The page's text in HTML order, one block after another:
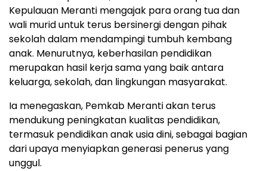
Kepulauan Meranti mengajak para orang tua dan
wali murid untuk terus bersinergi dengan pihak
sekolah dalam mendampingi tumbuh kembang
anak. Menurutnya, keberhasilan pendidikan
merupakan hasil kerja sama yang baik antara
keluarga, sekolah, dan lingkungan masyarakat.
Ia menegaskan, Pemkab Meranti akan terus
mendukung peningkatan kualitas pendidikan,
termasuk pendidikan anak usia dini, sebagai bagian
dari upaya menyiapkan generasi penerus yang
unggul.